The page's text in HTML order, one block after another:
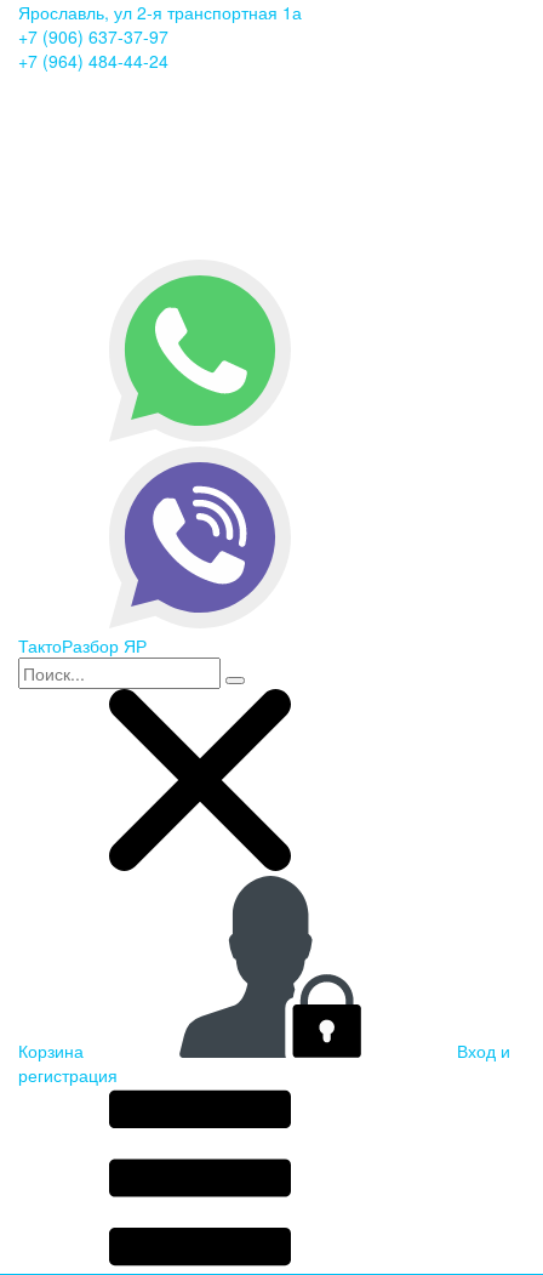
Ярославль, ул 2-я транспортная 1а
+7 (906) 637-37-97
+7 (964) 484-44-24
ТактоРазбор ЯР
Корзина
Вход и
регистрация